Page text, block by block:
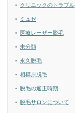
クリニックのトラブル
ミュゼ
医療レーザー脱毛
未分類
永久脱毛
相模原脱毛
脱毛の適正時期
脱毛サロンについて